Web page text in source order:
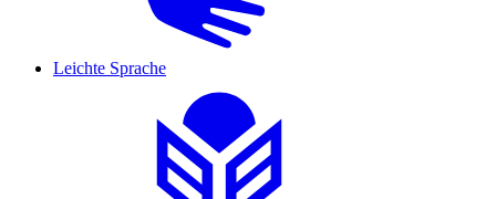
Leichte Sprache